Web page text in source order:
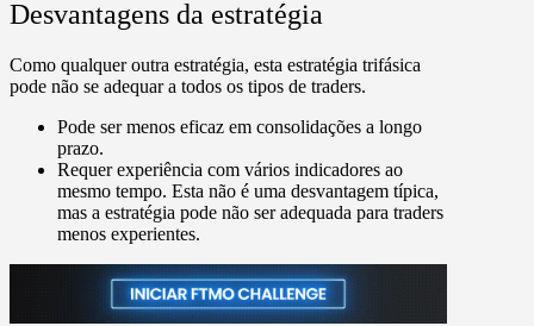
Desvantagens da estratégia
Como qualquer outra estratégia, esta estratégia trifásica
pode não se adequar a todos os tipos de traders.
Pode ser menos eficaz em consolidações a longo
prazo.
Requer experiência com vários indicadores ao
mesmo tempo. Esta não é uma desvantagem típica,
mas a estratégia pode não ser adequada para traders
menos experientes.